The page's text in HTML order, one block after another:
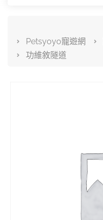
Petsyoyo寵遊網
功維敘隧道